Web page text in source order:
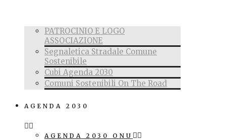
PATROCINIO E LOGO
ASSOCIAZIONE
Segnaletica Stradale Comune
Sostenibile
Cubi Agenda 2030
Comuni Sostenibili On The Road
AGENDA 2030
AGENDA 2030 ONU